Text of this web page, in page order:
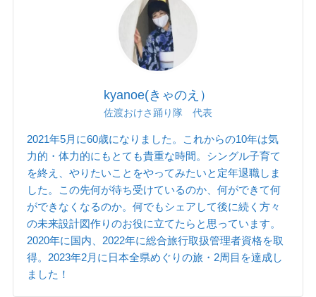
kyanoe(きゃのえ）
佐渡おけさ踊り隊 代表
2021年5月に60歳になりました。これからの10年は気
力的・体力的にもとても貴重な時間。シングル子育て
を終え、やりたいことをやってみたいと定年退職しま
した。この先何が待ち受けているのか、何ができて何
ができなくなるのか。何でもシェアして後に続く方々
の未来設計図作りのお役に立てたらと思っています。
2020年に国内、2022年に総合旅行取扱管理者資格を取
得。2023年2月に日本全県めぐりの旅・2周目を達成し
ました！